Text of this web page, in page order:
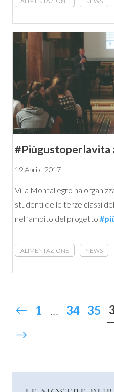
#Piùgustoperlavita
19 Aprile 2017
Villa Montallegro ha
studenti delle terze classi del
nell’ambito del progetto
ALIMENTAZIONE NEWS
1 … 34 35